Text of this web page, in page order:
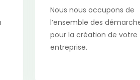
Nous nous occupons de
l’ensemble des
pour la création de votre
entreprise.